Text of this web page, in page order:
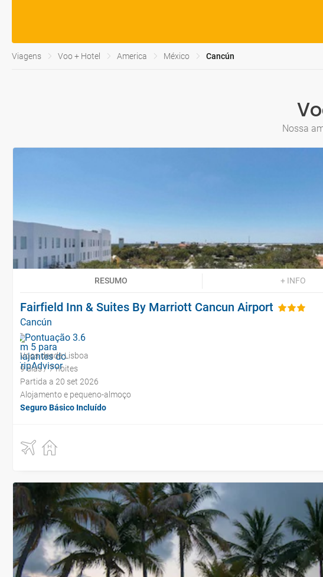
Viagens Voo + Hotel America México Cancún
Nossa
RESUMO + INFO
Fairfield Inn & Suites By Marriott Cancun Airport
Cancún
Voos desde Lisboa
9 dias / 7 noites
Partida a 20 set 2026
Alojamento e pequeno-almoço
Seguro Básico Incluído